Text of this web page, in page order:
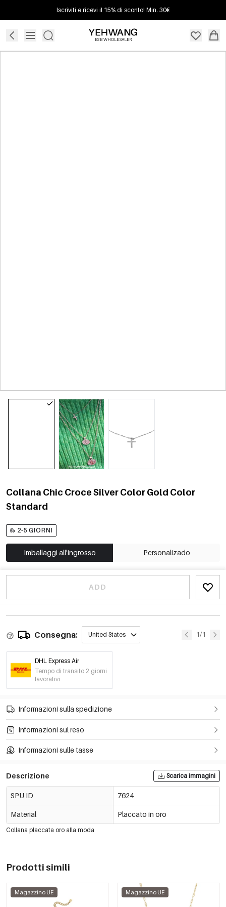
Iscriviti e ricevi il 15% di sconto! Min. 30€
B2B WHOLESALER
Collana Chic Croce Silver Color Gold Color
Standard
2-5 GIORNI
Imballaggi all'ingrosso Personalizado
ADD
Consegna: United States 1/1
DHL Express Air
Tempo di transito 2 giorni
lavorativi
Informazioni sulla spedizione
Informazioni sul reso
Informazioni sulle tasse
Descrizione Scarica immagini
SPU ID 7624
Material Placcato in oro
Collana placcata oro alla moda
Prodotti simili
Magazzino UE Magazzino UE